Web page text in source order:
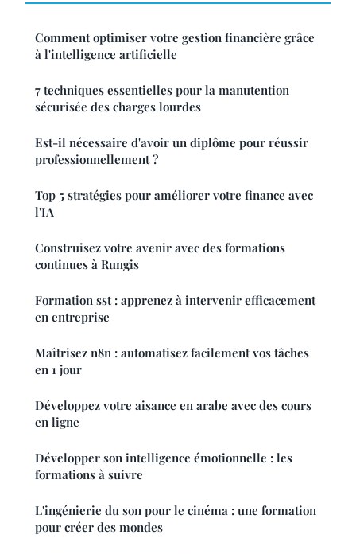
Comment optimiser votre gestion financière grâce
à l'intelligence artificielle
7 techniques essentielles pour la manutention
sécurisée des charges lourdes
Est-il nécessaire d'avoir un diplôme pour réussir
professionnellement ?
Top 5 stratégies pour améliorer votre finance avec
l'IA
Construisez votre avenir avec des formations
continues à Rungis
Formation sst : apprenez à intervenir efficacement
en entreprise
Maîtrisez n8n : automatisez facilement vos tâches
en 1 jour
Développez votre aisance en arabe avec des cours
en ligne
Développer son intelligence émotionnelle : les
formations à suivre
L'ingénierie du son pour le cinéma : une formation
pour créer des mondes